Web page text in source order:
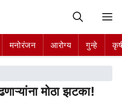
मनोरंजन आरोग्य गुन्हे
मोठा झटका!